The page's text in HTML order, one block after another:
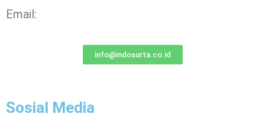
Email:
info@indosurta.co.id
Sosial Media